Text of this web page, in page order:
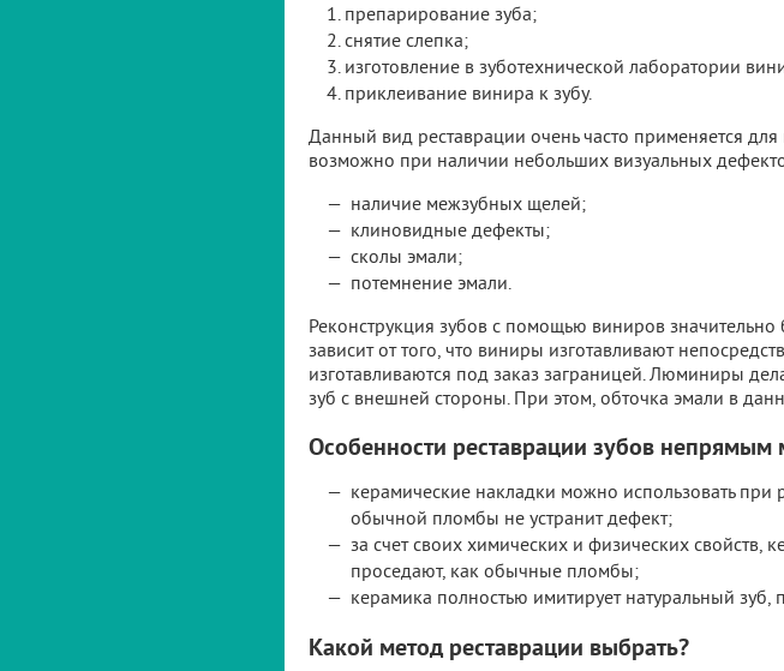
препарирование зуба;
снятие слепка;
изготовление в зуботехнической лаборатории
приклеивание винира к зубу.
Данный вид реставрации очень часто применяется
возможно при наличии небольших визуальных
наличие межзубных щелей;
клиновидные дефекты;
сколы эмали;
потемнение эмали.
Реконструкция зубов с помощью виниров
зависит от того, что виниры изготавливают
изготавливаются под заказ заграницей. Люминиры
зуб с внешней стороны. При этом, обточка эмали в
Особенности реставрации зубов непрямым
керамические накладки можно использовать при
обычной пломбы не устранит дефект;
за счет своих химических и физических свойств,
проседают, как обычные пломбы;
керамика полностью имитирует натуральный зуб,
Какой метод реставрации выбрать?